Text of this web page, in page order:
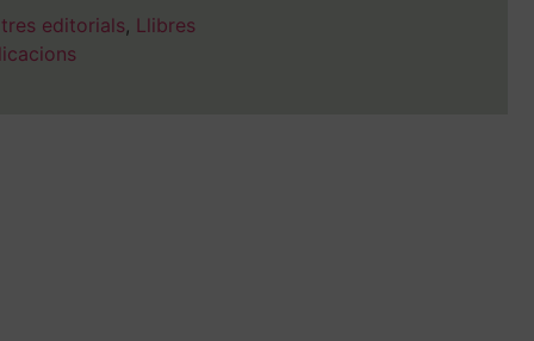
editorials, Llibres